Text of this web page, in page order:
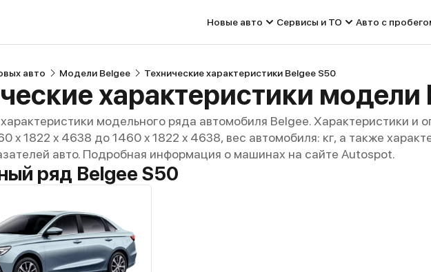
Новые авто Сервисы и ТО Авто с
авто Модели Belgee Технические характеристики Belgee S50
характеристики модели
модельного ряда автомобиля Belgee. Характеристики и
x 1822 x 4638 до 1460 x 1822 x 4638, вес автомобиля: кг, а также
авто. Подробная информация о машинах на сайте Autospot.
ряд Belgee S50